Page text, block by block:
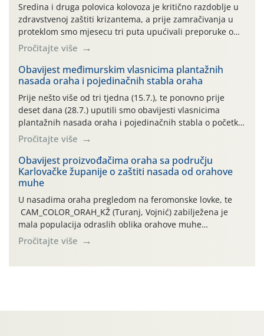
Sredina i druga polovica kolovoza je kritično razdoblje u
zdravstvenoj zaštiti krizantema, a prije zamračivanja u
proteklom smo mjesecu tri puta upućivali preporuke o
preventivnim mjerama zaštite krizantema od najčešćih
uzročnika bolesti, štetnika i fito-fagnih grinja (23.7., 14.7.,
06.7.)! Na početku ovog mjeseca je zabilježeno je
povijesno i ekstremno vruće meteorološko razdoblje, uz
najviše temperature […]
Pročitajte više
Obavijest međimurskim vlasnicima plantažnih
nasada oraha i pojedinačnih stabla oraha
Prije nešto više od tri tjedna (15.7.), te ponovno prije
deset dana (28.7.) uputili smo obavijesti vlasnicima
plantažnih nasada oraha i pojedinačnih stabla o početku
leta i ovogodišnjoj potrebi usmjerenog suzbijanja
orahove muhe (Rhagoletis completa)! Već dvanaest dana
traje drugi ovogodišnji “toplinski udar”, koji naročito
izražen zadnja šest dana (31.7.-05.8.), jer najviše
temperature zraka svakodnevno […]
Pročitajte više
Obavijest proizvođačima oraha sa području
Karlovačke županije o zaštiti nasada od orahove
muhe
U nasadima oraha pregledom na feromonske lovke, te
CAM_COLOR_ORAH_KŽ (Turanj, Vojnić) zabilježena je
mala populacija odraslih oblika orahove muhe
(Rhagoletis completa). Niska brojnost može se objasniti
činjenicom da je riječ o mladim nasadima s vrlo malim
Pročitajte više